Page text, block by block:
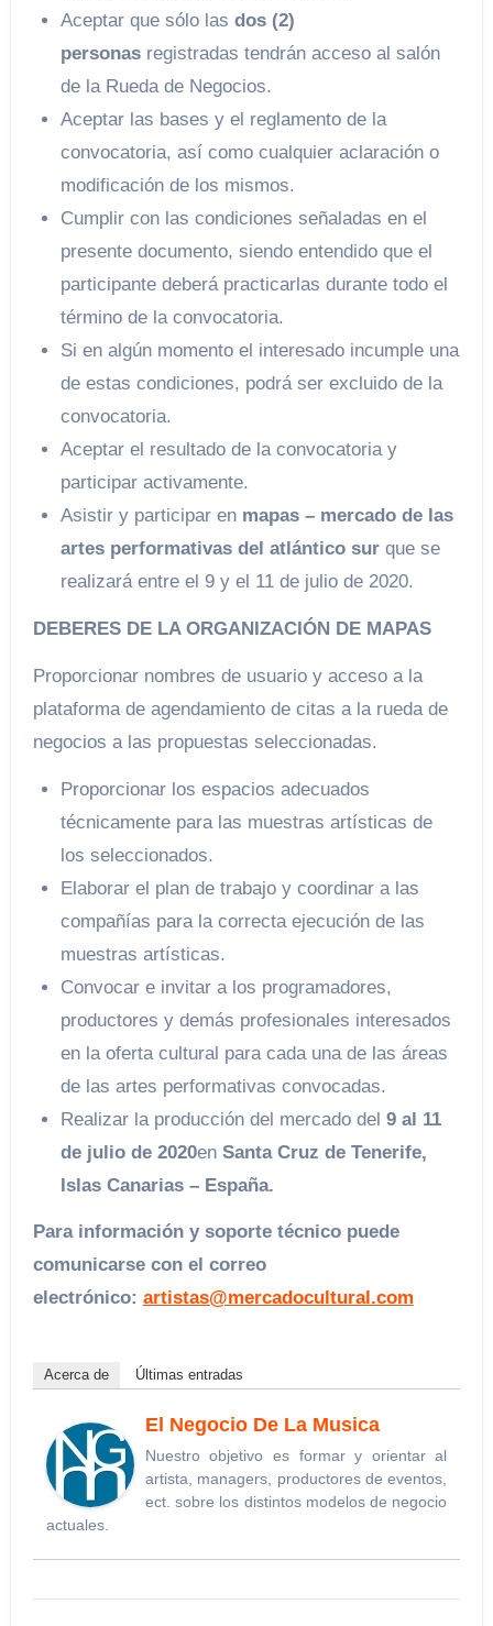
Aceptar que sólo lasdos (2)
personas registradas tendrán acceso al salón
de la Rueda de Negocios.
Aceptar las bases y el reglamento de la
convocatoria, así como cualquier aclaración o
modificación de los mismos.
Cumplir con las condiciones señaladas en el
presente documento, siendo entendido que el
participante deberá practicarlas durante todo el
término de la convocatoria.
Si en algún momento el interesado incumple una
de estas condiciones, podrá ser excluido de la
convocatoria.
Aceptar el resultado de la convocatoria y
participar activamente.
Asistir y participar en mapas – mercado de las
artes performativas del atlántico sur que se
realizará entre el 9 y el 11 de julio de 2020.
DEBERES DE LA ORGANIZACIÓN DE MAPAS
Proporcionar nombres de usuario y acceso a la
plataforma de agendamiento de citas a la rueda de
negocios a las propuestas seleccionadas.
Proporcionar los espacios adecuados
técnicamente para las muestras artísticas de
los seleccionados.
Elaborar el plan de trabajo y coordinar a las
compañías para la correcta ejecución de las
muestras artísticas.
Convocar e invitar a los programadores,
productores y demás profesionales interesados
en la oferta cultural para cada una de las áreas
de las artes performativas convocadas.
Realizar la producción del mercado del9 al 11
de julio de 2020enSanta Cruz de Tenerife,
Islas Canarias – España.
Para información y soporte técnico puede
comunicarse con el correo
electrónico: artistas@mercadocultural.com
Acerca de Últimas entradas
El Negocio De La Musica
Nuestro objetivo es formar y orientar al
artista, managers, productores de eventos,
ect. sobre los distintos modelos de negocio
actuales.